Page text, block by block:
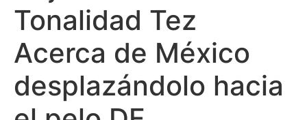
Tonalidad Tez
Acerca de México
desplazándolo hacia